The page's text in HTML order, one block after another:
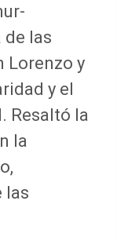
de las
Lorenzo y
y el
Resaltó la
la
las